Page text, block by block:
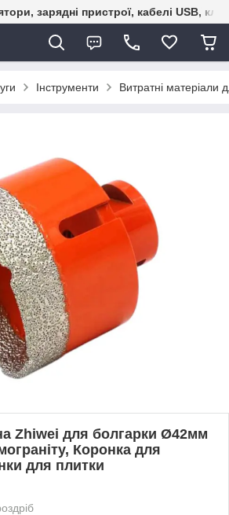
зарядні пристрої, кабелі USB,
Інструменти Витратні матеріали
Zhiwei для болгарки Ø42мм
Коронка для
для плитки